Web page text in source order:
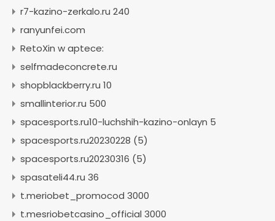
r7-kazino-zerkalo.ru 240
ranyunfei.com
RetoXin w aptece:
selfmadeconcrete.ru
shopblackberry.ru 10
smallinterior.ru 500
spacesports.ru10-luchshih-kazino-onlayn 5
spacesports.ru20230228 (5)
spacesports.ru20230316 (5)
spasateli44.ru 36
t.meriobet_promocod 3000
t.mesriobetcasino_official 3000